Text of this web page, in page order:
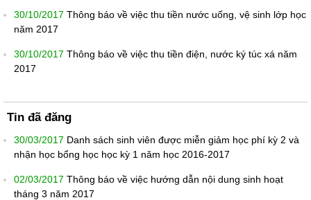
30/10/2017 Thông báo về việc thu tiền nước uống, vệ sinh lớp học
năm 2017
30/10/2017 Thông báo về việc thu tiền điện, nước ký túc xá năm
2017
Tin đã đăng
30/03/2017 Danh sách sinh viên được miễn giảm học phí kỳ 2 và
nhận học bổng học học kỳ 1 năm học 2016-2017
02/03/2017 Thông báo về việc hướng dẫn nội dung sinh hoạt
tháng 3 năm 2017